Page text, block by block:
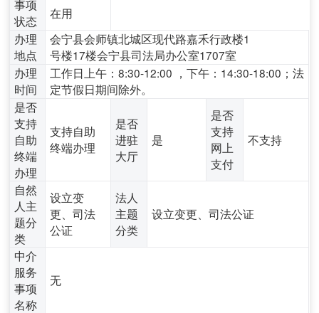
事项
状态
在用
办理
地点
会宁县会师镇北城区现代路嘉禾行政楼1
号楼17楼会宁县司法局办公室1707室
办理
时间
工作日上午：8:30-12:00 ，下午：14:30-18:00；法
定节假日期间除外。
是否
支持
自助
终端
办理
支持自助
终端办理
是否
进驻
大厅
是
是否
支持
网上
支付
不支持
自然
人主
题分
类
设立变
更、司法
公证
法人
主题
分类
设立变更、司法公证
中介
服务
事项
名称
无